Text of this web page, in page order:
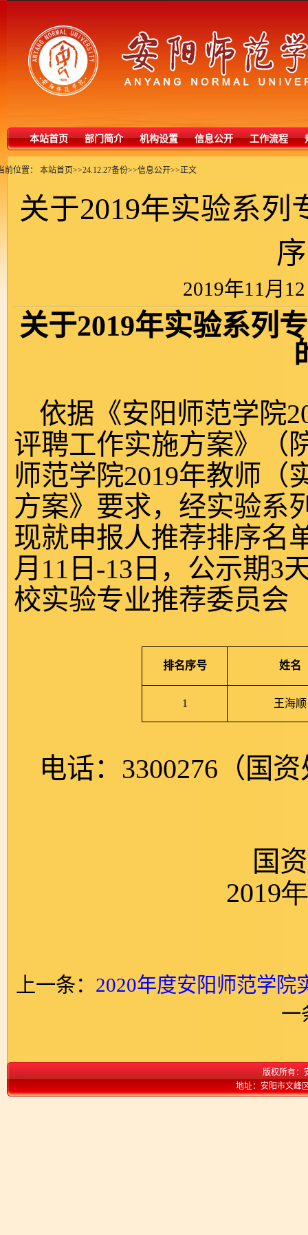
本站首页 部门简介 机构设置 信息公开 工作流程
前位置： 本站首页>>24.12.27备份>>信息公开>>正文
关于2019年实验系
2019年11月
关于2019年实验系列
依据《安阳师范学院
评聘工作实施方案》（
师范学院2019年教师（
方案》要求，经实验系
现就申报人推荐排序名
月 11 日 -13 日，公示期3
校实验专业推荐委员会
排名序号 姓名
1 王海顺
电话： 3300276 （国
国
2019
上一条： 2020年度安阳师范学院
一
版权所有：
地址：安阳市文峰区